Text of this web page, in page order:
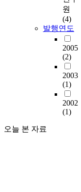
원
(4)
발행연도
2005
(2)
2003
(1)
2002
(1)
오늘 본 자료